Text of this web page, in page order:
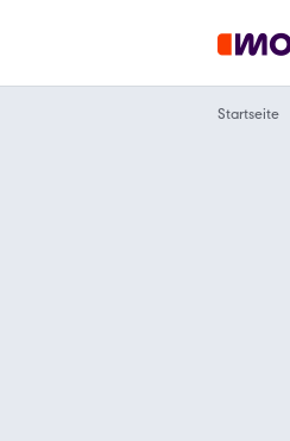
Startseite